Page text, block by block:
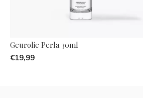
Geurolie Perla 30ml
€19,99